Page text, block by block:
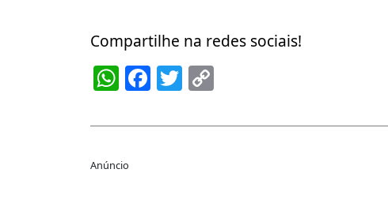
Compartilhe na redes sociais!
WhatsApp
Facebook
Twitter
Anúncio